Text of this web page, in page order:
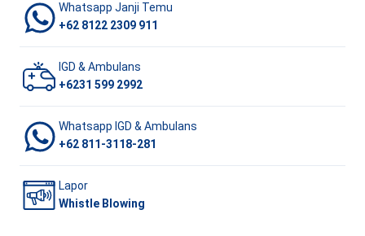
Whatsapp Janji Temu
+62 8122 2309 911
IGD & Ambulans
+6231 599 2992
Whatsapp IGD & Ambulans
+62 811-3118-281
Lapor
Whistle Blowing